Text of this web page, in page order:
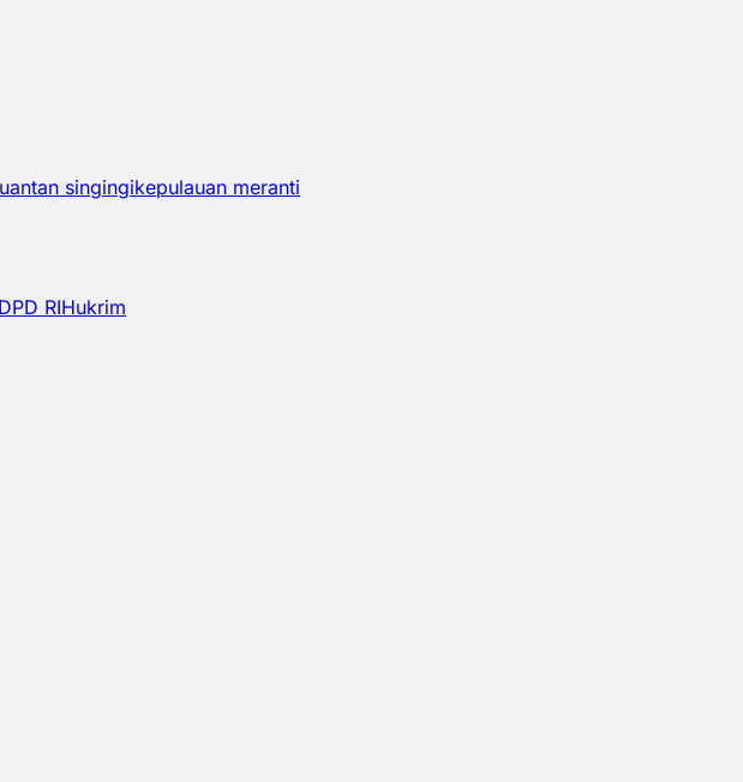
singingikepulauan meranti
DPD RIHukrim